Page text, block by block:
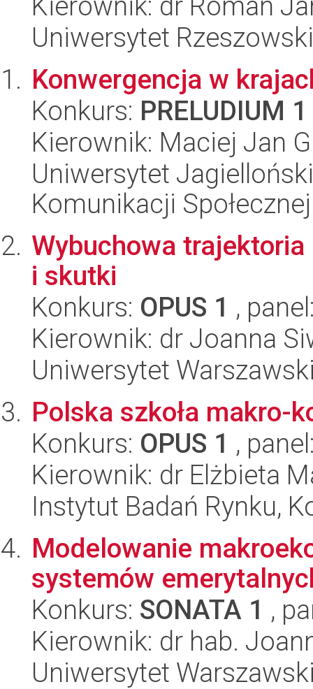
Uniwersytet
Konwergencja w
Konkurs: PRELUDIUM 1
Kierownik: Maciej Jan
Uniwersytet
Komunikacji Społecznej
Wybuchowa
i skutki
Konkurs: OPUS 1 ,
Kierownik: dr Joanna
Uniwersytet
Polska szkoła makro-
Konkurs: OPUS 1 ,
Kierownik: dr Elżbieta
Instytut Badań Rynku,
Modelowanie
systemów
Konkurs: SONATA 1 ,
Kierownik: dr hab.
Uniwersytet